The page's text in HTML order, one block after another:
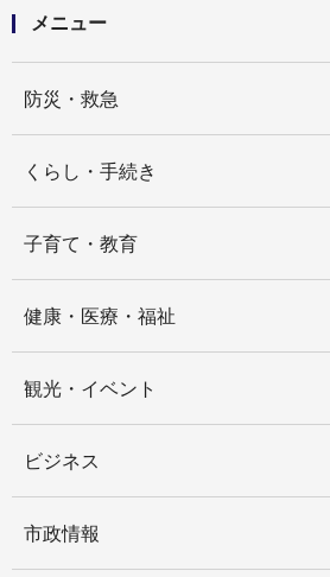
メニュー
防災・救急
くらし・手続き
子育て・教育
健康・医療・福祉
観光・イベント
ビジネス
市政情報